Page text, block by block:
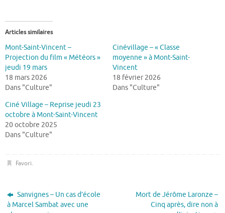
Articles similaires
Mont-Saint-Vincent –
Projection du film « Météors »
jeudi 19 mars
18 mars 2026
Dans "Culture"
Cinévillage – « Classe
moyenne » à Mont-Saint-
Vincent
18 février 2026
Dans "Culture"
Ciné Village – Reprise jeudi 23
octobre à Mont-Saint-Vincent
20 octobre 2025
Dans "Culture"
Favori.
Sanvignes – Un cas d’école
à Marcel Sambat avec une
Mort de Jérôme Laronze –
Cinq après, dire non à